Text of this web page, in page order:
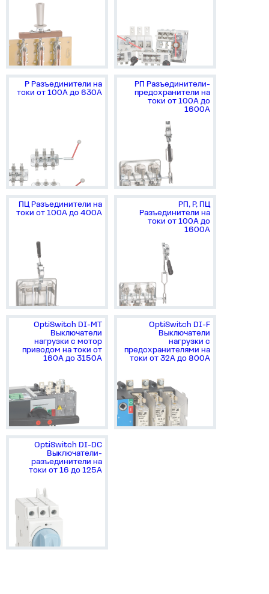
Р Разъединители на
токи от 100А до 630А
РП Разъединители-
предохранители на
токи от 100А до
1600А
ПЦ Разъединители на
токи от 100А до 400А
РП, Р, ПЦ
Разъединители на
токи от 100А до
1600А
OptiSwitch DI-MT
Выключатели
нагрузки с мотор
приводом на токи от
160А до 3150А
OptiSwitch DI-F
Выключатели
нагрузки с
предохранителями на
токи от 32А до 800А
OptiSwitch DI-DC
Выключатели-
разъединители на
токи от 16 до 125А